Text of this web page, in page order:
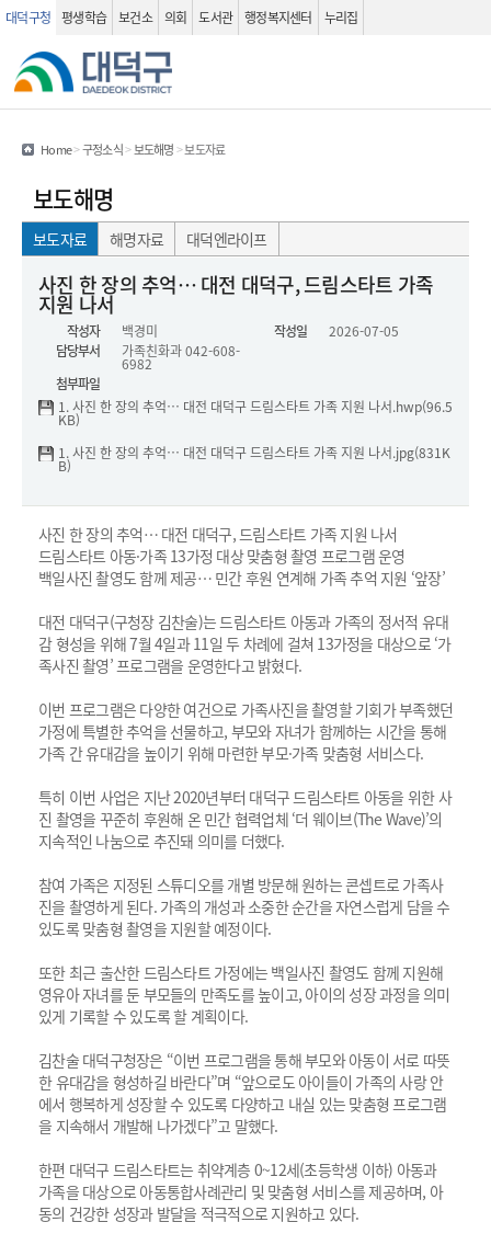
대덕구청 평생학습 보건소 의회 도서관 행정복지센터 누리집
Home>구정소식>보도해명>보도자료
보도해명
보도자료 해명자료 대덕엔라이프
보도자료(상세화면) - 제목, 작성자, 작성일 , 담당부서 , 내용 , 첨부파일 정보를 제공하는 표 입니다.
사진 한 장의 추억… 대전 대덕구, 드림스타트 가족
지원 나서
작성자 백경미 작성일
2026-07-05
담당부서
가족친화과042-608-
6982
첨부파일
1. 사진 한 장의 추억… 대전 대덕구 드림스타트 가족 지원 나서.hwp(96.5
KB)
1. 사진 한 장의 추억… 대전 대덕구 드림스타트 가족 지원 나서.jpg(831K
B)
사진 한 장의 추억… 대전 대덕구, 드림스타트 가족 지원 나서
드림스타트 아동·가족 13가정 대상 맞춤형 촬영 프로그램 운영
백일사진 촬영도 함께 제공… 민간 후원 연계해 가족 추억 지원 ‘앞장’
대전 대덕구(구청장 김찬술)는 드림스타트 아동과 가족의 정서적 유대
감 형성을 위해 7월 4일과 11일 두 차례에 걸쳐 13가정을 대상으로 ‘가
족사진 촬영’ 프로그램을 운영한다고 밝혔다.
이번 프로그램은 다양한 여건으로 가족사진을 촬영할 기회가 부족했던
가정에 특별한 추억을 선물하고, 부모와 자녀가 함께하는 시간을 통해
가족 간 유대감을 높이기 위해 마련한 부모·가족 맞춤형 서비스다.
특히 이번 사업은 지난 2020년부터 대덕구 드림스타트 아동을 위한 사
진 촬영을 꾸준히 후원해 온 민간 협력업체 ‘더 웨이브(The Wave)’의
지속적인 나눔으로 추진돼 의미를 더했다.
참여 가족은 지정된 스튜디오를 개별 방문해 원하는 콘셉트로 가족사
진을 촬영하게 된다. 가족의 개성과 소중한 순간을 자연스럽게 담을 수
있도록 맞춤형 촬영을 지원할 예정이다.
또한 최근 출산한 드림스타트 가정에는 백일사진 촬영도 함께 지원해
영유아 자녀를 둔 부모들의 만족도를 높이고, 아이의 성장 과정을 의미
있게 기록할 수 있도록 할 계획이다.
김찬술 대덕구청장은 “이번 프로그램을 통해 부모와 아동이 서로 따뜻
한 유대감을 형성하길 바란다”며 “앞으로도 아이들이 가족의 사랑 안
에서 행복하게 성장할 수 있도록 다양하고 내실 있는 맞춤형 프로그램
을 지속해서 개발해 나가겠다”고 말했다.
한편 대덕구 드림스타트는 취약계층 0~12세(초등학생 이하) 아동과
가족을 대상으로 아동통합사례관리 및 맞춤형 서비스를 제공하며, 아
동의 건강한 성장과 발달을 적극적으로 지원하고 있다.